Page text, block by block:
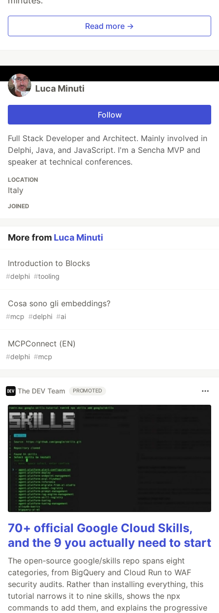
Read more →
Luca Minuti
Follow
Full Stack Developer and Architect. Mainly involved in
Delphi, Java, and JavaScript. I'm a Sencha MVP and
speaker at technical conferences.
LOCATION
Italy
JOINED
More from Luca Minuti
Introduction to Blocks
#delphi #tooling
Cosa sono gli embeddings?
#mcp #delphi #ai
MCPConnect (EN)
#delphi #mcp
The DEV Team PROMOTED
70+ official Google Cloud Skills,
and the 9 you actually need to start
The open-source google/skills repo spans eight
categories, from BigQuery and Cloud Run to WAF
security audits. Rather than installing everything, this
tutorial narrows it to nine skills, shows the npx
commands to add them, and explains the progressive